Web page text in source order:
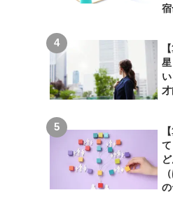
宿